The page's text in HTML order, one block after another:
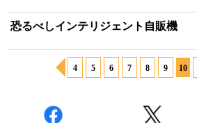
恐るべしインテリジェント自販機
4 5 6 7 8 9 10